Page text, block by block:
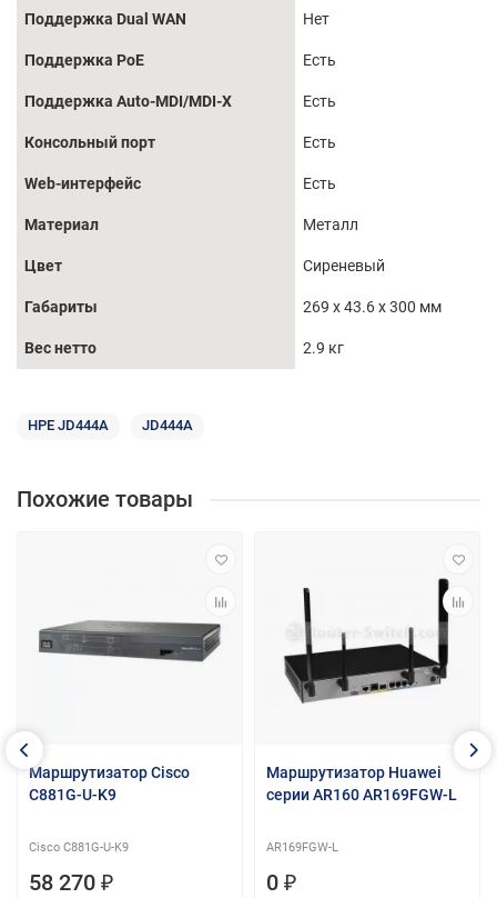
Поддержка Dual WAN Нет
Поддержка PoE Есть
Поддержка Auto-MDI/MDI-X Есть
Консольный порт Есть
Web-интерфейс Есть
Материал Металл
Цвет Сиреневый
Габариты 269 x 43.6 x 300 мм
Вес нетто 2.9 кг
HPE JD444A JD444A
Похожие товары
Маршрутизатор Cisco
C881G-U-K9
Cisco C881G-U-K9
58 270 ₽
Маршрутизатор Huawei
серии AR160 AR169FGW-L
AR169FGW-L
0 ₽